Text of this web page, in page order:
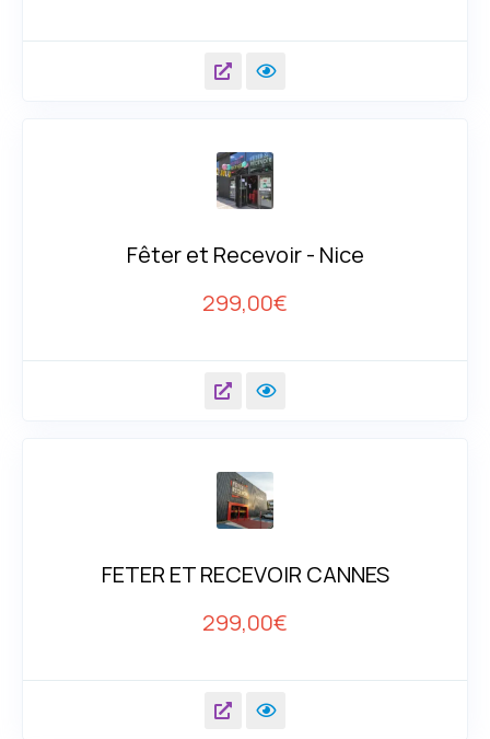
Fêter et Recevoir - Nice
299,00€
FETER ET RECEVOIR CANNES
299,00€